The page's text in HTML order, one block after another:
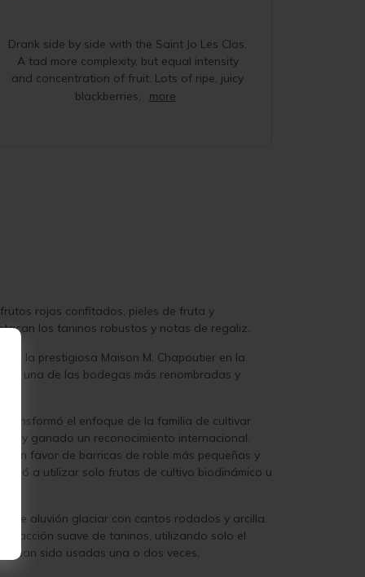
Drank side by side with the Saint Jo Les Clos.
A tad more complexity, but equal intensity
and concentration of fruit. Lots of ripe, juicy
blackberries,
more
rojos confitados, pieles de fruta y
los taninos robustos y notas de regaliz.
de la prestigiosa Maison M. Chapoutier en la
de una de las bodegas más renombradas y
el enfoque de la familia de cultivar
y ganado un reconocimiento internacional.
en favor de barricas de roble más pequeñas y
a utilizar solo frutas de cultivo biodinámico u
de aluvión glaciar con cantos rodados y arcilla.
suave de taninos, utilizando solo el
han sido usadas una o dos veces,